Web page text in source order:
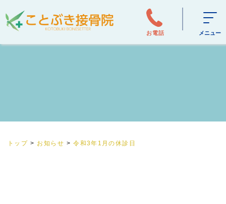
お電話 メニュー
トップ お知らせ 令和3年1月の休診日